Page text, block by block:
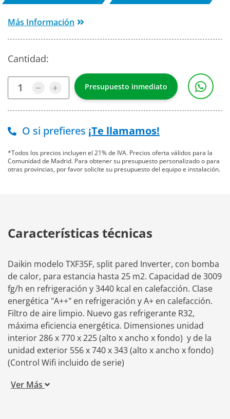
Más Información
Cantidad:
O si prefieres ¡Te llamamos!
*Todos los precios incluyen el 21% de IVA. Precios oferta válidos para la
Comunidad de Madrid. Para obtener su presupuesto personalizado o para
otras provincias, por favor solicíte su presupuesto del equipo e instalación.
Características técnicas
Daikin modelo TXF35F, split pared Inverter, con bomba
de calor, para estancia hasta 25 m2. Capacidad de 3009
fg/h en refrigeración y 3440 kcal en calefacción. Clase
energética "A++" en refrigeración y A+ en calefacción.
Filtro de aire limpio. Nuevo gas refrigerante R32,
máxima eficiencia energética. Dimensiones unidad
interior 286 x 770 x 225 (alto x ancho x fondo) y de la
unidad exterior 556 x 740 x 343 (alto x ancho x fondo)
(Control Wifi incluido de serie)
Ver Más